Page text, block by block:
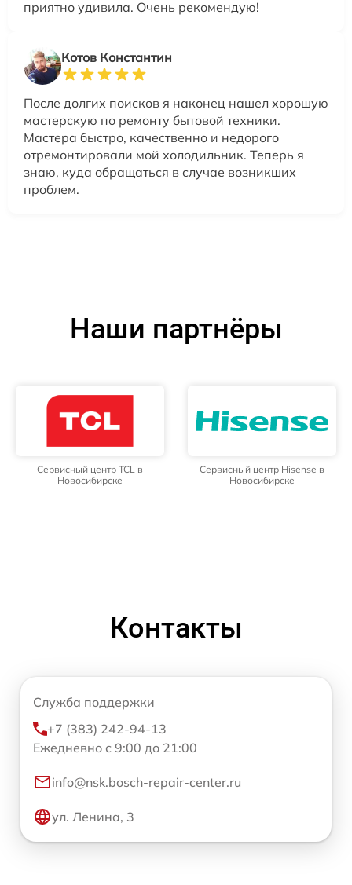
приятно удивила. Очень рекомендую!
Котов Константин
После долгих поисков я наконец нашел хорошую
мастерскую по ремонту бытовой техники.
Мастера быстро, качественно и недорого
отремонтировали мой холодильник. Теперь я
знаю, куда обращаться в случае возникших
проблем.
Наши партнёры
Сервисный центр TCL в
Новосибирске
Сервисный центр Hisense в
Новосибирске
Контакты
Служба поддержки
+7 (383) 242-94-13
Ежедневно с 9:00 до 21:00
info@nsk.bosch-repair-center.ru
ул. Ленина, 3